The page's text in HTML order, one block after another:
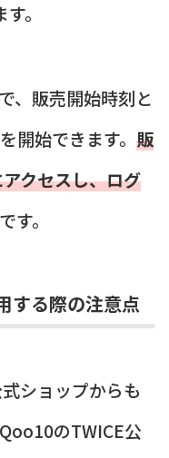
。
、販売開始時刻と
開始できます。 販
クセスし、ログ
す。
する際の注意点
ショップからも
のTWICE公